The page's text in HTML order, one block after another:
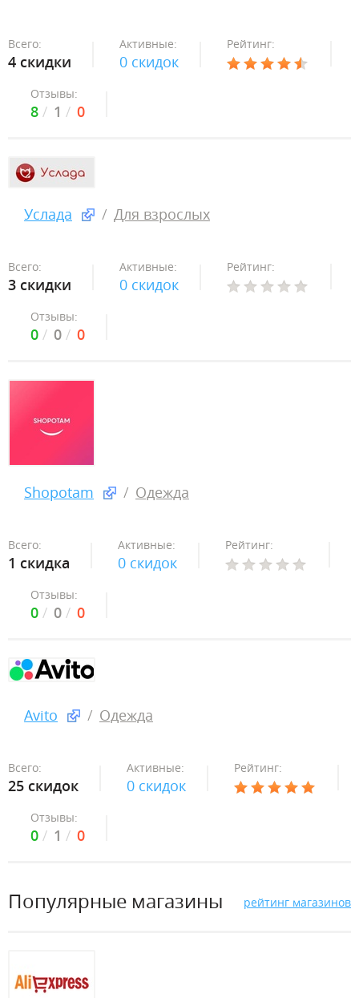
Всего:
4 скидки
Активные:
0 скидок
Рейтинг:
Отзывы:
8 1 0
Услада Для взрослых
Всего:
3 скидки
Активные:
0 скидок
Рейтинг:
Отзывы:
0 0 0
Shopotam Одежда
Всего:
1 скидка
Активные:
0 скидок
Рейтинг:
Отзывы:
0 0 0
Avito Одежда
Всего:
25 скидок
Активные:
0 скидок
Рейтинг:
Отзывы:
0 1 0
Популярные магазины рейтинг магазинов